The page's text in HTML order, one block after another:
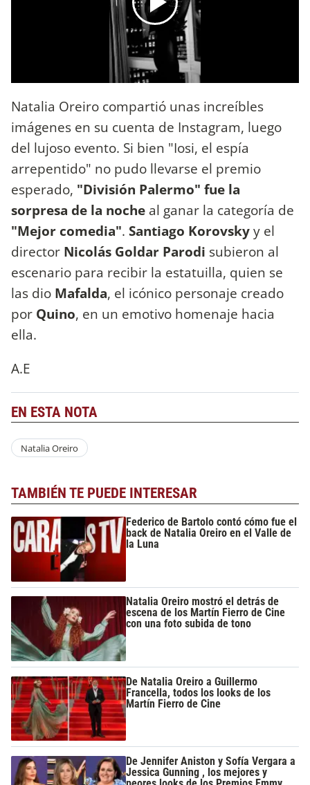
Natalia Oreiro compartió unas increíbles
imágenes en su cuenta de Instagram, luego
del lujoso evento. Si bien "Iosi, el espía
arrepentido" no pudo llevarse el premio
esperado, "División Palermo" fue la
sorpresa de la noche al ganar la categoría de
"Mejor comedia". Santiago Korovskyy el
director Nicolás Goldar Parodi subieron al
escenario para recibir la estatuilla, quien se
las dio Mafalda, el icónico personaje creado
por Quino, en un emotivo homenaje hacia
ella.
A.E
EN ESTA NOTA
Natalia Oreiro
TAMBIÉN TE PUEDE INTERESAR
Federico de Bartolo contó cómo fue el
back de Natalia Oreiro en el Valle de
la Luna
Natalia Oreiro mostró el detrás de
escena de los Martín Fierro de Cine
con una foto subida de tono
De Natalia Oreiro a Guillermo
Francella, todos los looks de los
Martín Fierro de Cine
De Jennifer Aniston y Sofía Vergara a
Jessica Gunning , los mejores y